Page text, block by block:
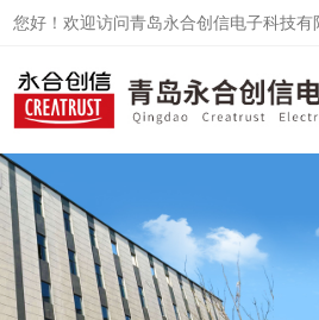
您好！欢迎访问青岛永合创信电子科技有